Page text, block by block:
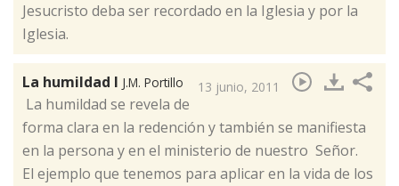
Jesucristo deba ser recordado en la Iglesia y por la
Iglesia.
La humildad I J.M. Portillo 13 junio, 2011
La humildad se revela de
forma clara en la redención y también se manifiesta
en la persona y en el ministerio de nuestro Señor. ​
El ejemplo que tenemos para aplicar en la vida de los